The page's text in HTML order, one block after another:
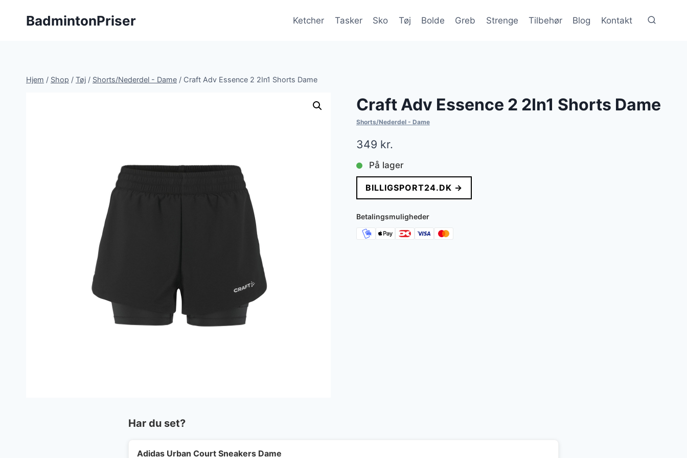
BadmintonPriser Ketcher Tasker Sko Tøj Bolde Greb Strenge Tilbehør Blog Kontakt
Hjem / Shop / Tøj / Shorts/Nederdel - Dame / Craft Adv Essence 2 2In1 Shorts Dame
Craft Adv Essence 2 2In1 Shorts Dame
Shorts/Nederdel - Dame
349 kr.
På lager
BILLIGSPORT24.DK →
Betalingsmuligheder
Har du set?
Adidas Urban Court Sneakers Dame